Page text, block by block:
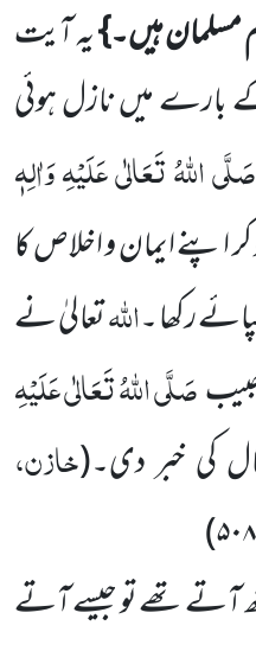
مسلمان ہیں۔}یہ آیت
بارے میں نازل ہوئی
صَلَّی اللہُ تَعَالٰی عَلَیْہِ وَاٰلِہٖ
اپنے ایمان و اخلاص کا
رکھا ۔اللہتعالیٰ نے
صَلَّی اللہُ تَعَالٰی عَلَیْہِ
کی خبر دی۔(خازن،
)
آتے تھے تو جیسے آتے